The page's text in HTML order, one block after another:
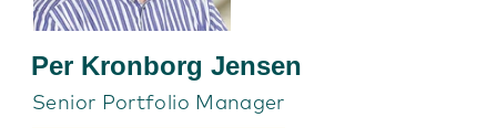
Per Kronborg Jensen
Senior Portfolio Manager